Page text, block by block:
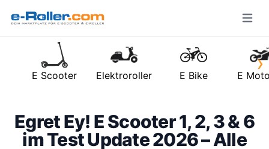
Open
›
E Scooter Elektroroller E Bike E
Egret Ey! E Scooter 1, 2, 3 & 6
im Test Update 2026 – Alle